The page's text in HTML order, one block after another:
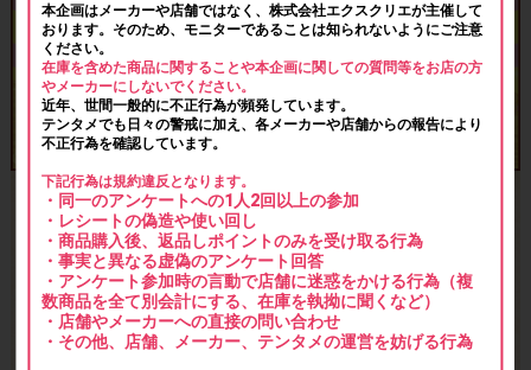
本企画はメーカーや店舗ではなく、株式会社エクスクリエが主催して
おります。そのため、モニターであることは知られないようにご注意
ください。
在庫を含めた商品に関することや本企画に関しての質問等をお店の方
やメーカーにしないでください。
近年、世間一般的に不正行為が頻発しています。
テンタメでも日々の警戒に加え、各メーカーや店舗からの報告により
不正行為を確認しています。
下記行為は規約違反となります。
・同一のアンケートへの1人2回以上の参加
・レシートの偽造や使い回し
・商品購入後、返品しポイントのみを受け取る行為
・事実と異なる虚偽のアンケート回答
・アンケート参加時の言動で店舗に迷惑をかける行為（複
数商品を全て別会計にする、在庫を執拗に聞くなど）
・店舗やメーカーへの直接の問い合わせ
・その他、店舗、メーカー、テンタメの運営を妨げる行為